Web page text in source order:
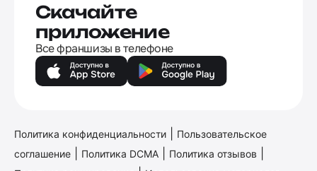
Скачайте
приложение
Все франшизы в телефоне
Политика конфиденциальности
Пользовательское
соглашение
Политика DCMA Политика отзывов